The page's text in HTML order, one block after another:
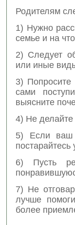
Родителям
1) Нужно
семье и на
2) Следует
или иные
3) Попросите
сами
выясните
4) Не делайте
5) Если ваш
постарайтесь
6) Пусть
7) Не
лучше
более